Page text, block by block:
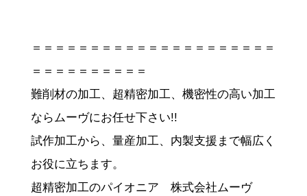
＝＝＝＝＝＝＝＝＝＝＝＝＝＝＝＝＝＝＝＝＝
＝＝＝＝＝＝＝＝＝＝
難削材の加工、超精密加工、機密性の高い加工
ならムーヴにお任せ下さい!!
試作加工から、量産加工、内製支援まで幅広く
お役に立ちます。
超精密加工のパイオニア 株式会社ムーヴ